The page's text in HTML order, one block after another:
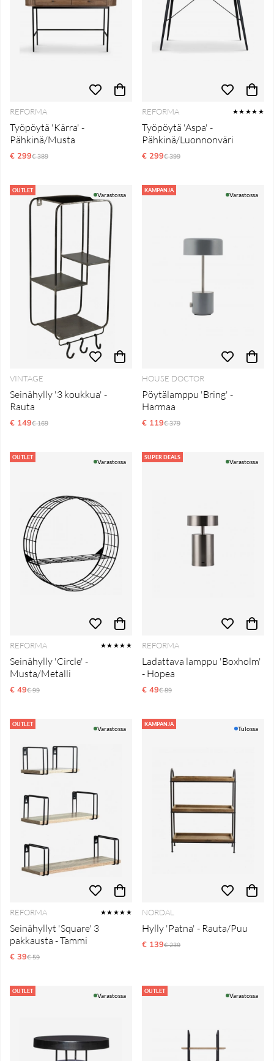
REFORMA
Työpöytä 'Kärra' -
Pähkinä/Musta
€ 299Normaali hinta
€ 389
REFORMA ★★★★★
Työpöytä 'Aspa' -
Pähkinä/Luonnonväri
€ 299Normaali hinta
€ 399
OUTLET
Varastossa
VINTAGE
Seinähylly '3 koukkua' -
Rauta
€ 149Normaali hinta
€ 169
KAMPANJA
Varastossa
HOUSE DOCTOR
Pöytälamppu 'Bring' -
Harmaa
€ 119Normaali hinta
€ 379
OUTLET
Varastossa
REFORMA ★★★★★
Seinähylly 'Circle' -
Musta/Metalli
€ 49Normaali hinta
€ 99
SUPER DEALS
Varastossa
REFORMA
Ladattava lamppu 'Boxholm'
- Hopea
€ 49Normaali hinta
€ 89
OUTLET
Varastossa
REFORMA ★★★★★
Seinähyllyt 'Square' 3
pakkausta - Tammi
€ 39Normaali hinta
€ 59
KAMPANJA
Tulossa
NORDAL
Hylly 'Patna' - Rauta/Puu
€ 139Normaali hinta
€ 239
OUTLET
Varastossa
OUTLET
Varastossa